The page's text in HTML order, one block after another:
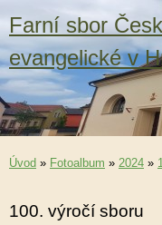
Farní sbor
evangelické v
Úvod » Fotoalbum » 2024 »
100. výročí sboru